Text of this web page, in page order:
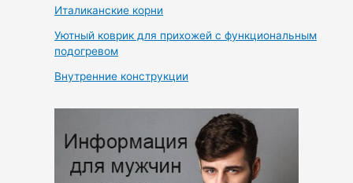
Италиканские корни
Уютный коврик для прихожей с функциональным
подогревом
Внутренние конструкции